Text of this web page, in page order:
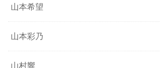
山本希望
山本彩乃
山村響